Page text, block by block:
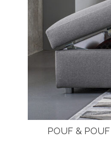
POUF &